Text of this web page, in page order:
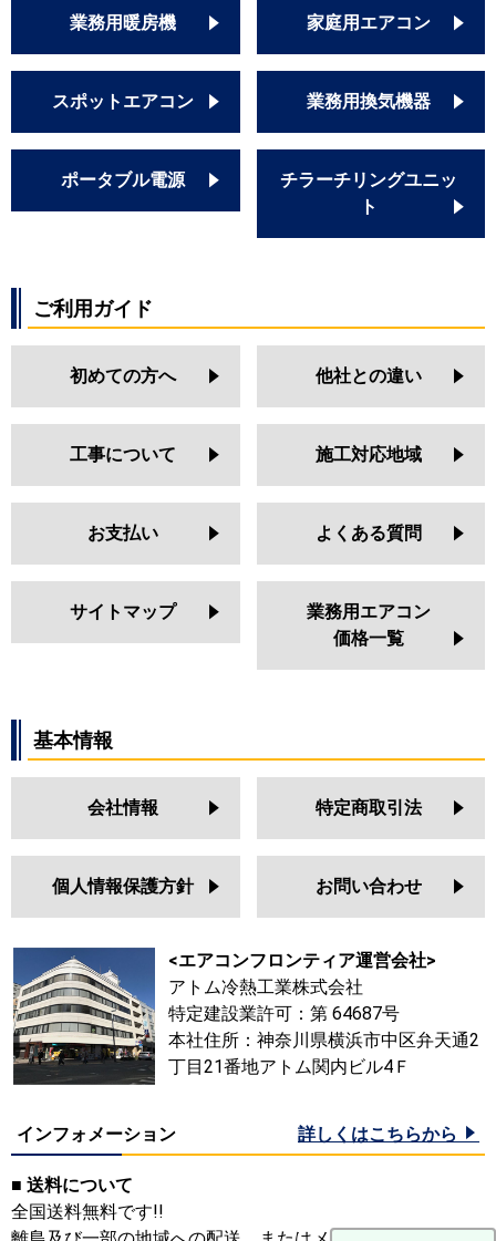
業務用暖房機 家庭用エアコン
スポットエアコン 業務用換気機器
ポータブル電源
チラーチリングユニッ
ト
ご利用ガイド
初めての方へ 他社との違い
工事について 施工対応地域
お支払い よくある質問
サイトマップ
業務用エアコン
価格一覧
基本情報
会社情報 特定商取引法
個人情報保護方針 お問い合わせ
<エアコンフロンティア運営会社>
アトム冷熱工業株式会社
特定建設業許可：第 64687号
本社住所：神奈川県横浜市中区弁天通2
丁目21番地アトム関内ビル4Ｆ
インフォメーション 詳しくはこちらから
■ 送料について
全国送料無料です!!